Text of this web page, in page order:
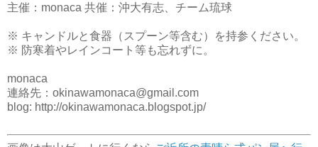
主催：monaca 共催：沖大有志、チーム琉球
※ キャンドルと食器（スプーン等含む）を持参ください。
※ 防寒着やレインコート等も忘れずに。
monaca
連絡先：okinawamonaca@gmail.com
blog: http://okinawamonaca.blogspot.jp/